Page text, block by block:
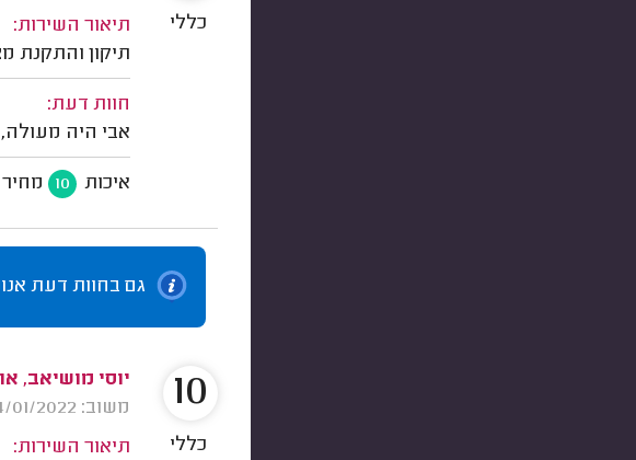
תיאור השירות:
תיקון והתקנת
חוות דעת:
אבי היה
איכות 10 מחיר
כללי
גם בחוות דעת
יוסי מושיאב,
משוב: 04/01/2022
תיאור השירות:
10
כללי